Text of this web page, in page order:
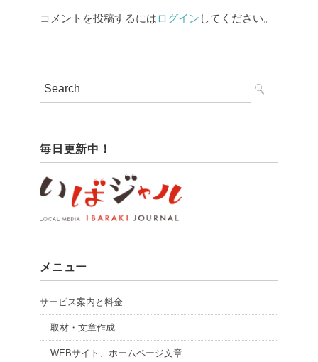
コメントを投稿するにはログイン してください。
毎日更新中！
メニュー
サービス案内と料金
取材・文章作成
WEBサイト、ホームページ文章